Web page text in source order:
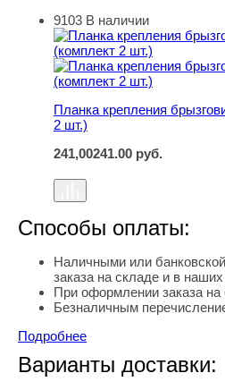
Планка крепления
9103 В наличии
Планка крепления
2 шт.)
241,00241.00 руб.
Способы оплаты:
Наличными или
заказа на складе и в наших
При оформлении заказа на
Безналичным
Подробнее
Варианты доставки: